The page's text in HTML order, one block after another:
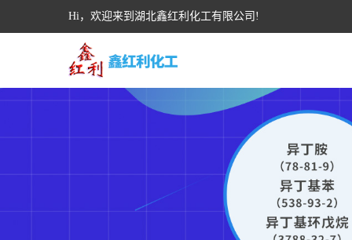
Hi，欢迎来到湖北鑫红利化工有限公司!